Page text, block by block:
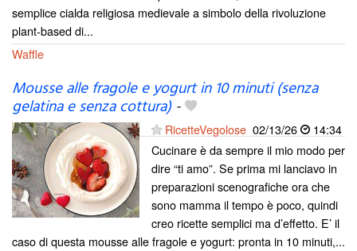
semplice cialda religiosa medievale a simbolo della rivoluzione
plant-based di...
Waffle
Mousse alle fragole e yogurt in 10 minuti (senza
gelatina e senza cottura)-
RicetteVegolose 02/13/26
14:34
Cucinare è da sempre il mio modo per
dire “ti amo”. Se prima mi lanciavo in
preparazioni scenografiche ora che
sono mamma il tempo è poco, quindi
creo ricette semplici ma d’effetto. E’ il
caso di questa mousse alle fragole e yogurt: pronta in 10 minuti,...